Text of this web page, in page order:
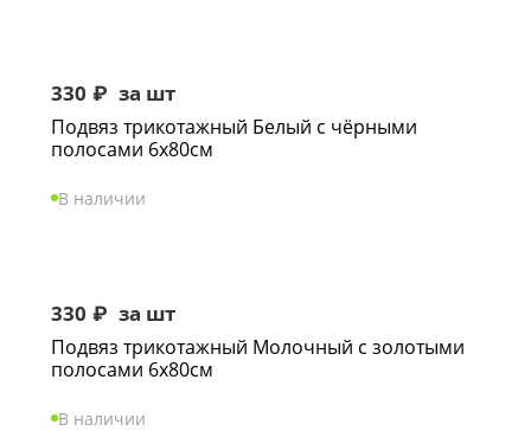
330 ₽ за шт
Подвяз трикотажный Белый с чёрными
полосами 6х80см
В наличии
330 ₽ за шт
Подвяз трикотажный Молочный с золотыми
полосами 6х80см
В наличии